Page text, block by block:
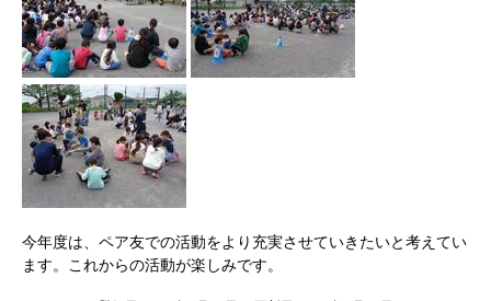
今年度は、ペア友での活動をより充実させていきたいと考えてい
ます。これからの活動が楽しみです。